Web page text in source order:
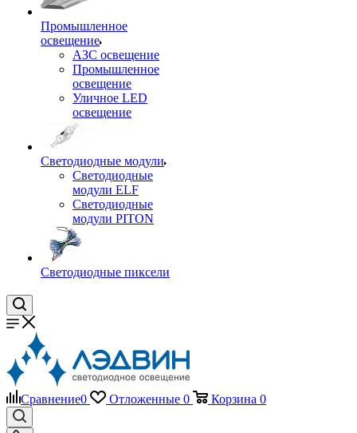
Промышленное
освещение
АЗС освещение
Промышленное
освещение
Уличное LED
освещение
Светодиодные модули
Светодиодные
модули ELF
Светодиодные
модули PITON
Светодиодные пиксели
Сравнение0 Отложенные 0 Корзина 0